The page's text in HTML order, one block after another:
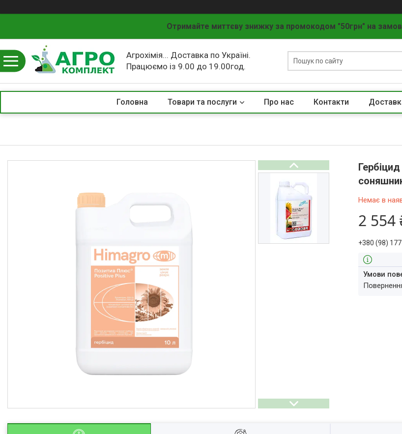
Отримайте миттєву знижку за промокодом "50грн" на
Агрохімія... Доставка по Україні.
Працюємо із 9.00 до 19.00год.
Головна Товари та послуги Про нас Контакти
Немає в
2 554
+380 (98)